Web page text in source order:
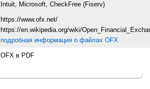
Intuit, Microsoft, CheckFree (Fiserv)
https://www.ofx.net/
https://en.wikipedia.org/wiki/
подробная информация о файлах OFX
OFX в PDF